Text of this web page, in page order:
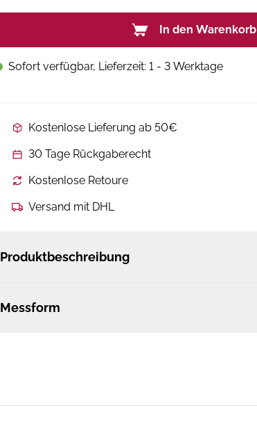
In den Warenkorb
Sofort verfügbar, Lieferzeit: 1 - 3 Werktage
Kostenlose Lieferung ab 50€
30 Tage Rückgaberecht
Kostenlose Retoure
Versand mit DHL
Produktbeschreibung
Messform